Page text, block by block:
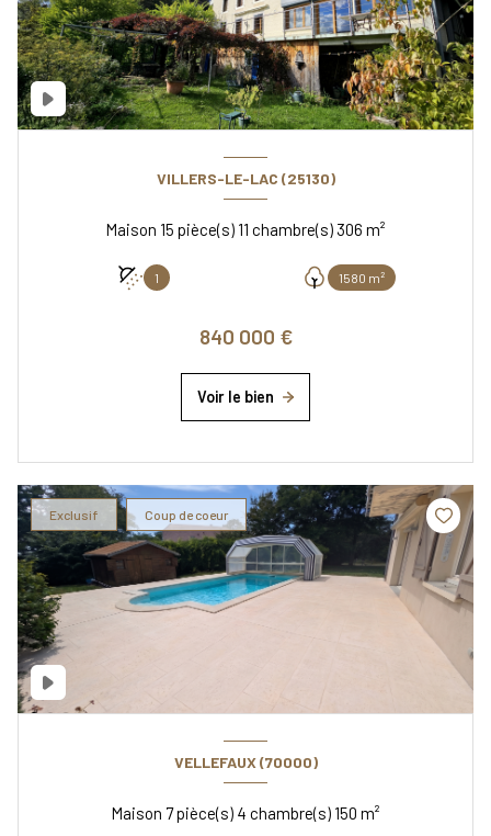
VILLERS-LE-LAC (25130)
Maison 15 pièce(s) 11 chambre(s) 306 m²
1 1580 m²
840 000 €
Voir le bien
Exclusif Coup de coeur
VELLEFAUX (70000)
Maison 7 pièce(s) 4 chambre(s) 150 m²